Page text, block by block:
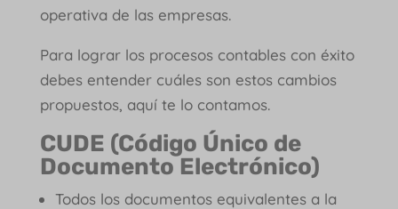
operativa de las empresas.
Para lograr los procesos contables con éxito
debes entender cuáles son estos cambios
propuestos, aquí te lo contamos.
CUDE (Código Único de
Documento Electrónico)
Todos los documentos equivalentes a la